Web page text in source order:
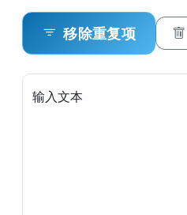
移除重复项
输入文本